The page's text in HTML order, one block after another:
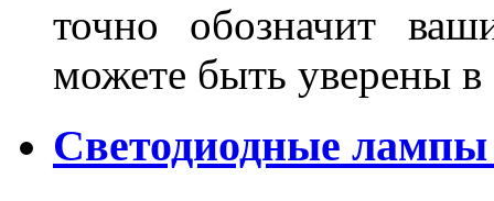
точно обозначит
можете быть уверены
Светодиодные